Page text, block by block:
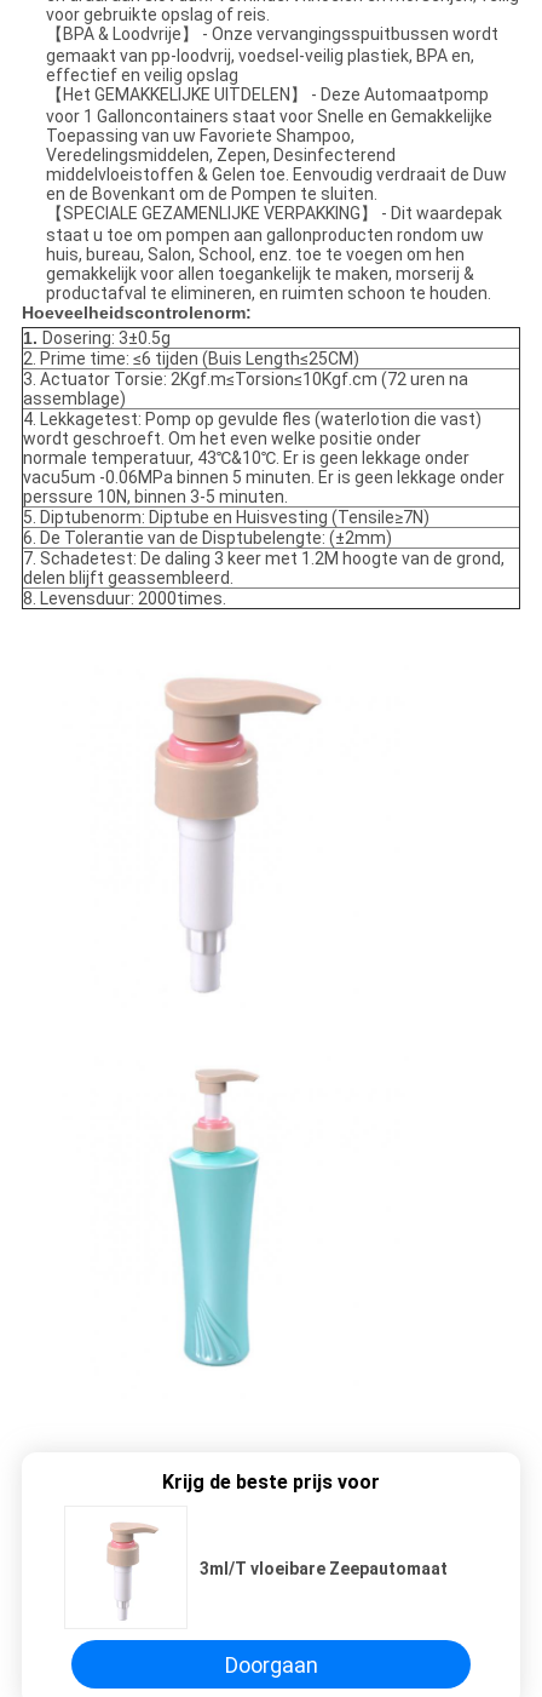
voor gebruikte opslag of reis.
【BPA & Loodvrije】 - Onze vervangingsspuitbussen wordt
gemaakt van pp-loodvrij, voedsel-veilig plastiek, BPA en,
effectief en veilig opslag
【Het GEMAKKELIJKE UITDELEN】 - Deze Automaatpomp
voor 1 Galloncontainers staat voor Snelle en Gemakkelijke
Toepassing van uw Favoriete Shampoo,
Veredelingsmiddelen, Zepen, Desinfecterend
middelvloeistoffen & Gelen toe. Eenvoudig verdraait de Duw
en de Bovenkant om de Pompen te sluiten.
【SPECIALE GEZAMENLIJKE VERPAKKING】 - Dit waardepak
staat u toe om pompen aan gallonproducten rondom uw
huis, bureau, Salon, School, enz. toe te voegen om hen
gemakkelijk voor allen toegankelijk te maken, morserij &
productafval te elimineren, en ruimten schoon te houden.
Hoeveelheidscontrolenorm:
1. Dosering: 3±0.5g
2. Prime time: ≤6 tijden (Buis Length≤25CM)
3. Actuator Torsie: 2Kgf.m≤Torsion≤10Kgf.cm (72 uren na
assemblage)
4. Lekkagetest: Pomp op gevulde fles (waterlotion die vast)
wordt geschroeft. Om het even welke positie onder
normale temperatuur, 43℃&10℃. Er is geen lekkage onder
vacu5um -0.06MPa binnen 5 minuten. Er is geen lekkage onder
perssure 10N, binnen 3-5 minuten.
5. Diptubenorm: Diptube en Huisvesting (Tensile≥7N)
6. De Tolerantie van de Disptubelengte: (±2mm)
7. Schadetest: De daling 3 keer met 1.2M hoogte van de grond,
delen blijft geassembleerd.
8. Levensduur: 2000times.
Krijg de beste prijs voor
3ml/T vloeibare Zeepautomaat
Doorgaan